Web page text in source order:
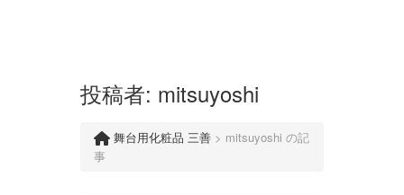
投稿者: mitsuyoshi
舞台用化粧品 三善 > mitsuyoshi の記
事